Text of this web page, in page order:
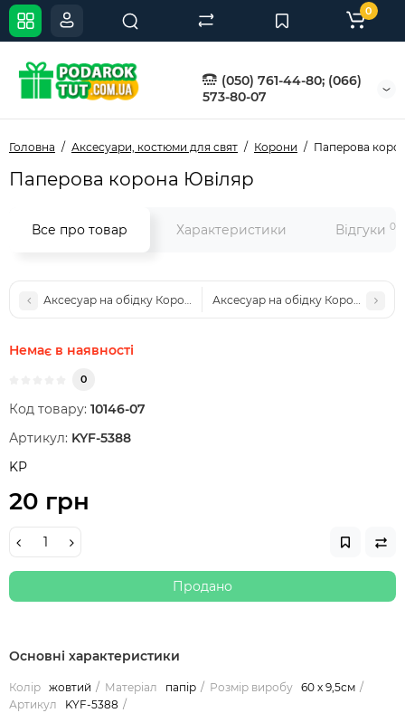
(050) 761-44-80; (066)
573-80-07
0
Головна Аксесуари, костюми для свят Корони Паперова
Паперова корона Ювіляр
Все про товар Характеристики Відгуки 0
Аксесуар на обідку Корона з пухом (білий)Аксесуар на обідку Корона
Немає в наявності
0
Код товару: 10146-07
Артикул: KYF-5388
KP
20 грн
Продано
Основні характеристики
Колір жовтий Матеріал папір Розмір виробу 60 х 9,5см
Артикул
KYF-5388